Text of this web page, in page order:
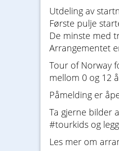
Utdeling av
Første pulje
De minste med
Arrangementet
Tour of Norway
mellom 0 og 12
Påmelding er
Ta gjerne bilder
#tourkids og
Les mer om